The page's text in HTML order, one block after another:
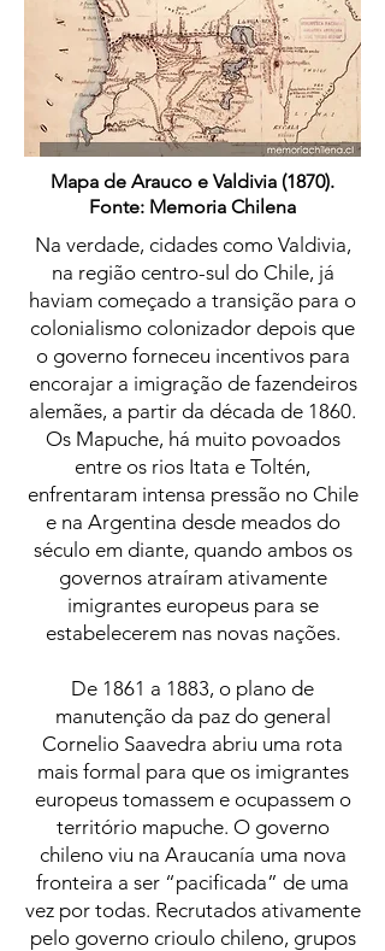
Mapa de Arauco e Valdivia (1870).
Fonte: Memoria Chilena
Na verdade, cidades como Valdivia,
na região centro-sul do Chile, já
haviam começado a transição para o
colonialismo colonizador depois que
o governo forneceu incentivos para
encorajar a imigração de fazendeiros
alemães, a partir da década de 1860.
Os Mapuche, há muito povoados
entre os rios Itata e Toltén,
enfrentaram intensa pressão no Chile
e na Argentina desde meados do
século em diante, quando ambos os
governos atraíram ativamente
imigrantes europeus para se
estabelecerem nas novas nações.
De 1861 a 1883, o plano de
manutenção da paz do general
Cornelio Saavedra abriu uma rota
mais formal para que os imigrantes
europeus tomassem e ocupassem o
território mapuche. O governo
chileno viu na Araucanía uma nova
fronteira a ser “pacificada” de uma
vez por todas. Recrutados ativamente
pelo governo crioulo chileno, grupos